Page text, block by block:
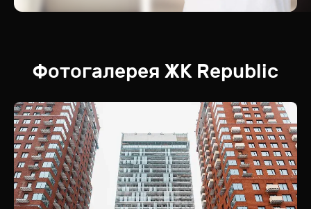
Фотогалерея ЖК Republic